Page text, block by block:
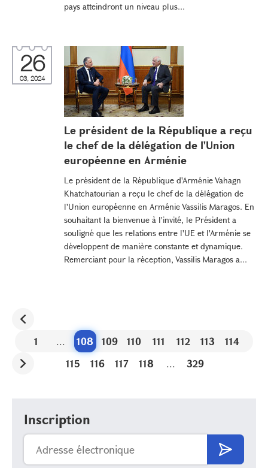
pays atteindront un niveau plus...
26
03, 2024
Le président de la République a reçu
le chef de la délégation de l'Union
européenne en Arménie
Le président de la République d'Arménie Vahagn
Khatchatourian a reçu le chef de la délégation de
l'Union européenne en Arménie Vassilis Maragos. En
souhaitant la bienvenue à l'invité, le Président a
souligné que les relations entre l'UE et l'Arménie se
développent de manière constante et dynamique.
Remerciant pour la réception, Vassilis Maragos a...
1 ... 108 109 110 111 112 113
114
115
116 117 118 ... 329
Inscription